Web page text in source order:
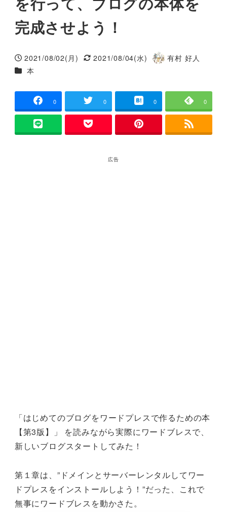
完成させよう！
投稿日
2021/08/02(月)
更新日
2021/08/04(水)
著
有村 好人
カテゴリー
本
0 0 0 0
広告
「はじめてのブログをワードプレスで作るための本
【第3版】」 を読みながら実際にワードブレスで、
新しいブログスタートしてみた！
第１章は、”ドメインとサーバーレンタルしてワー
ドプレスをインストールしよう！”だった、これで
無事にワードブレスを動かさた。